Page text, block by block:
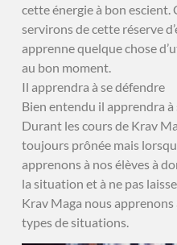
cette énergie à bon escient.
servirons de cette réserve
apprenne quelque chose
au bon moment.
Il apprendra à se défendre
Bien entendu il apprendra à
Durant les cours de Krav
toujours prônée mais
apprenons à nos élèves à
la situation et à ne pas
Krav Maga nous
types de situations.